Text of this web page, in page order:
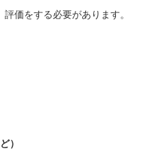
価をする必要があります。
）